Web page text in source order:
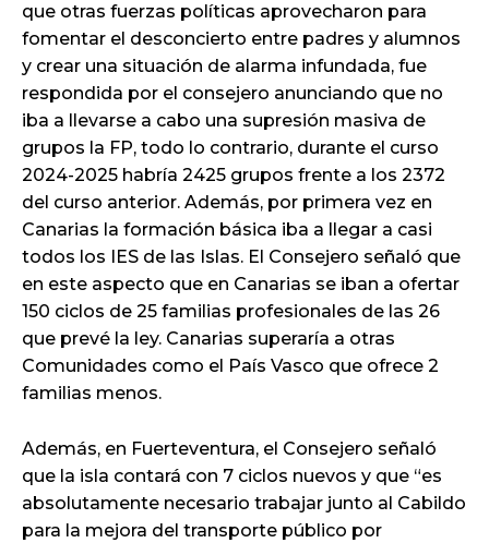
que otras fuerzas políticas aprovecharon para
fomentar el desconcierto entre padres y alumnos
y crear una situación de alarma infundada, fue
respondida por el consejero anunciando que no
iba a llevarse a cabo una supresión masiva de
grupos la FP, todo lo contrario, durante el curso
2024-2025 habría 2425 grupos frente a los 2372
del curso anterior. Además, por primera vez en
Canarias la formación básica iba a llegar a casi
todos los IES de las Islas. El Consejero señaló que
en este aspecto que en Canarias se iban a ofertar
150 ciclos de 25 familias profesionales de las 26
que prevé la ley. Canarias superaría a otras
Comunidades como el País Vasco que ofrece 2
familias menos.
Además, en Fuerteventura, el Consejero señaló
que la isla contará con 7 ciclos nuevos y que “es
absolutamente necesario trabajar junto al Cabildo
para la mejora del transporte público por